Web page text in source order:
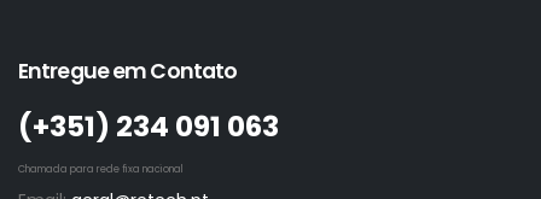
Entregue em Contato
(+351)­ 234 091 063
Chamada para rede fixa nacional